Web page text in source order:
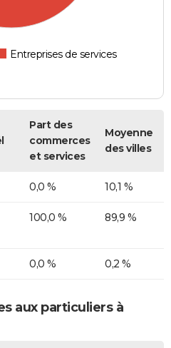
Entreprises de services
Part des
commerces
et services
Moyenne
des villes
0,0 % 10,1 %
100,0 % 89,9 %
0,0 % 0,2 %
aux particuliers à